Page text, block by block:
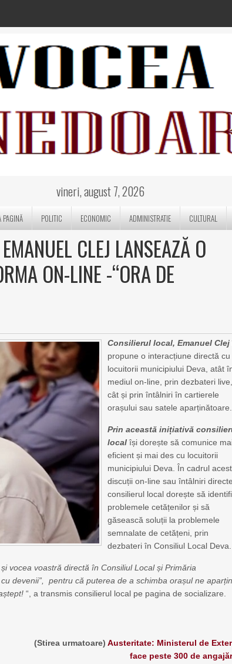
vineri, august 7, 2026
PAGINĂ POLITIC ECONOMIC ADMINISTRATIE CULTURAL
CLEJ LANSEAZĂ O
ON-LINE -“ORA DE
Consilierul local, Emanuel Clej
propune o interacțiune directă cu
locuitorii municipiului Deva, atât
mediul on-line, prin dezbateri live,
cât și prin întâlniri în cartierele
orașului sau satele aparținătoare.
Prin această inițiativă
local își dorește să comunice
eficient și mai des cu locuitorii
municipiului Deva. În cadrul
discuții on-line sau întâlniri directe
consilierul local dorește să
problemele cetățenilor și să
găsească soluții la problemele
semnalate de cetățeni, prin
dezbateri în Consiliul Local Deva.
vocea voastră directă în Consiliul Local și Primăria
devenii”, pentru că puterea de a schimba orașul ne
“, a transmis consilierul local pe pagina de socializare.
(Stirea urmatoare) Austeritate: Ministerul de
face peste 300 de